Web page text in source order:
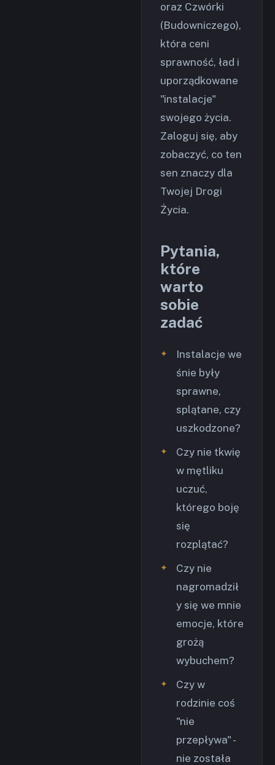
oraz Czwórki
(Budowniczego),
która ceni
sprawność, ład i
uporządkowane
"instalacje"
swojego życia.
Zaloguj się, aby
zobaczyć, co ten
sen znaczy dla
Twojej Drogi
Życia.
Pytania,
które
warto
sobie
zadać
Instalacje we
śnie były
sprawne,
splątane, czy
uszkodzone?
Czy nie tkwię
w mętliku
uczuć,
którego boję
się
rozplątać?
Czy nie
nagromadził
y się we mnie
emocje, które
grożą
wybuchem?
Czy w
rodzinie coś
"nie
przepływa" -
nie została